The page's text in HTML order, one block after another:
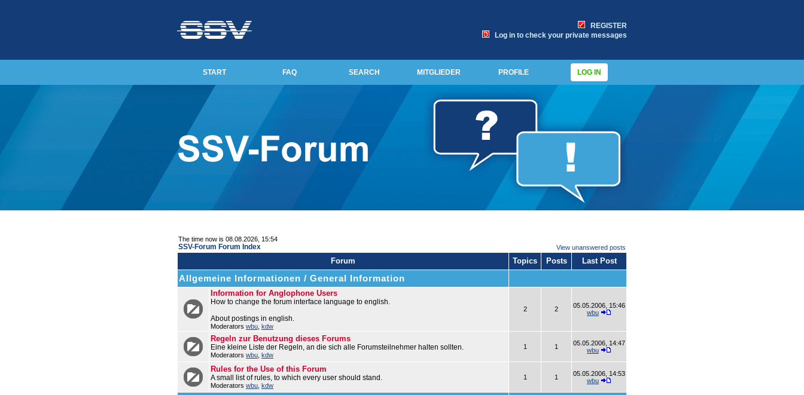
REGISTER
Log in to check your private messages
START FAQ SEARCH MITGLIEDER PROFILE LOG IN
The time now is 08.08.2026, 15:54
SSV-Forum Forum Index View unanswered posts
Forum Topics Posts Last Post
Allgemeine Informationen / General Information
Information for Anglophone Users
How to change the forum interface language to english.
About postings in english.
Moderators wbu kdw
2 2
05.05.2006, 15:46
wbu
Regeln zur Benutzung dieses Forums
Eine kleine Liste der Regeln, an die sich alle Forumsteilnehmer halten sollten.
Moderators wbu kdw
1 1
05.05.2006, 14:47
wbu
Rules for the Use of this Forum
A small list of rules, to which every user should stand.
Moderators wbu kdw
1 1
05.05.2006, 14:53
wbu